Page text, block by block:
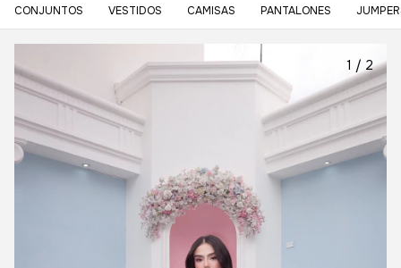
CONJUNTOS VESTIDOS CAMISAS PANTALONES
1 / 2